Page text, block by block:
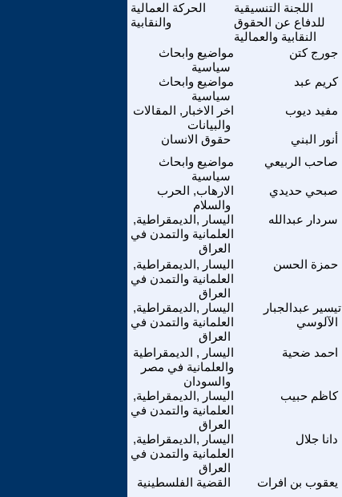
الحركة العمالية
والنقابية
اللجنة التنسيقية
للدفاع عن الحقوق
النقابية والعمالية
مواضيع وابحاث
سياسية
جورج كتن
مواضيع وابحاث
سياسية
كريم عبد
اخر الاخبار, المقالات
والبيانات
مفيد ديوب
حقوق الانسان أنور البني
مواضيع وابحاث
سياسية
صاحب الربيعي
الارهاب, الحرب
والسلام
صبحي حديدي
اليسار ,الديمقراطية,
العلمانية والتمدن في
العراق
سردار عبدالله
اليسار ,الديمقراطية,
العلمانية والتمدن في
العراق
حمزة الحسن
اليسار ,الديمقراطية,
العلمانية والتمدن في
العراق
تيسير عبدالجبار
الآلوسي
اليسار , الديمقراطية
والعلمانية في مصر
والسودان
احمد ضحية
اليسار ,الديمقراطية,
العلمانية والتمدن في
العراق
كاظم حبيب
اليسار ,الديمقراطية,
العلمانية والتمدن في
العراق
دانا جلال
القضية الفلسطينية يعقوب بن افرات